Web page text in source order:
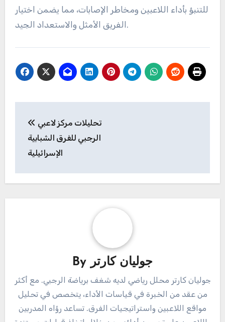
للتنبؤ بأداء اللاعبين ومخاطر الإصابات، مما يضمن اختيار
الفريق الأمثل والاستعداد الجيد.
navigation
الرجبي للفرق الشبابية
الإسرائيلية
By جوليان كارتر
جوليان كارتر محلل رياضي لديه شغف برياضة الرجبي. مع أكثر
من عقد من الخبرة في قياسات الأداء، يتخصص في تحليل
مواقع اللاعبين واستراتيجيات الفرق. تساعد رؤاه المدربين